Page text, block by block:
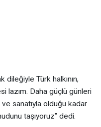
Türk halkının,
lazım. Daha güçlü günleri
sanatıyla olduğu kadar
taşıyoruz” dedi.